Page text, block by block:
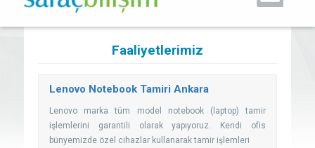
Faaliyetlerimiz
Lenovo Notebook Tamiri Ankara
Lenovo marka tüm model notebook (laptop) tamir
işlemlerini garantili olarak yapıyoruz. Kendi ofis
bünyemizde özel cihazlar kullanarak tamir işlemleri